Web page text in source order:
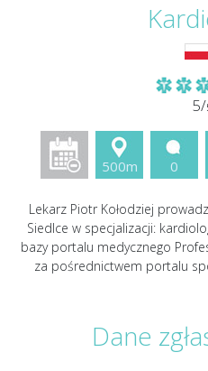
5/
500m 0
Lekarz Piotr Kołodziej
Siedlce w specjalizacji:
bazy portalu medycznego
za pośrednictwem portalu
Dane